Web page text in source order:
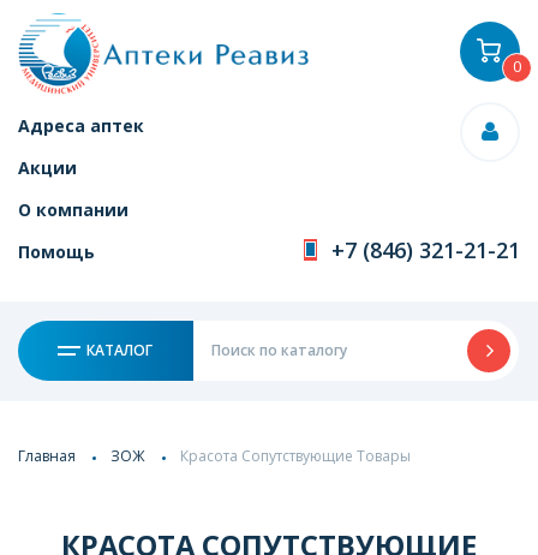
Адреса аптек
Акции
О компании
Помощь
+7 (846) 321-21-21
КАТАЛОГ
0
Главная ЗОЖ Красота Сопутствующие Товары
КРАСОТА СОПУТСТВУЮЩИЕ